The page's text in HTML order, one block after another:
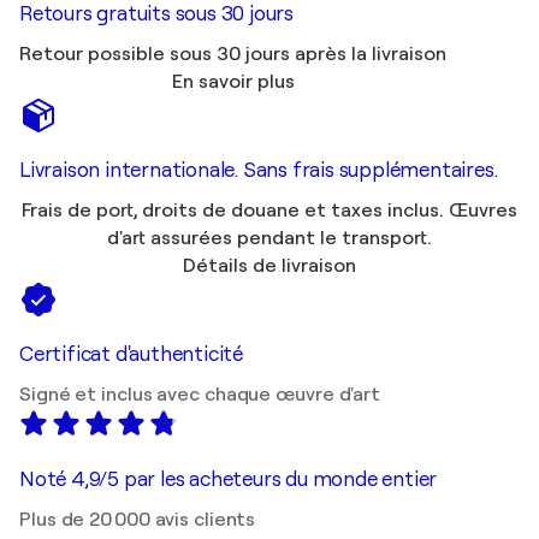
Retours gratuits sous 30 jours
Retour possible sous 30 jours après la livraison
En savoir plus
Livraison internationale. Sans frais supplémentaires.
Frais de port, droits de douane et taxes inclus. Œuvres
d'art assurées pendant le transport.
Détails de livraison
Certificat d'authenticité
Signé et inclus avec chaque œuvre d'art
Noté 4,9/5 par les acheteurs du monde entier
Plus de 20 000 avis clients